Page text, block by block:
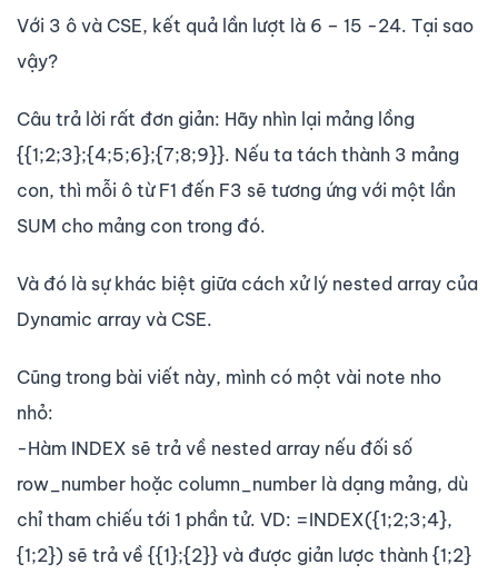
Với 3 ô và CSE, kết quả lần lượt là 6 – 15 -24. Tại sao
vậy?
Câu trả lời rất đơn giản: Hãy nhìn lại mảng lồng
{{1;2;3};{4;5;6};{7;8;9}}. Nếu ta tách thành 3 mảng
con, thì mỗi ô từ F1 đến F3 sẽ tương ứng với một lần
SUM cho mảng con trong đó.
Và đó là sự khác biệt giữa cách xử lý nested array của
Dynamic array và CSE.
Cũng trong bài viết này, mình có một vài note nho
nhỏ:
-Hàm INDEX sẽ trả về nested array nếu đối số
row_number hoặc column_number là dạng mảng, dù
chỉ tham chiếu tới 1 phần tử. VD: =INDEX({1;2;3;4},
{1;2}) sẽ trả về {{1};{2}} và được giản lược thành {1;2}